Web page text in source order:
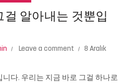
걸 알아내는 것뿐입
Leave a comment
8 Aralık
다. 우리는 지금 바로 그걸 하나로